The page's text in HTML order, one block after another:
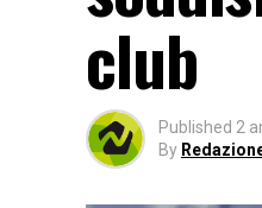
club
Published 2
By